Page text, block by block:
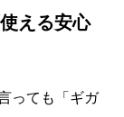
える安心
っても「ギガ